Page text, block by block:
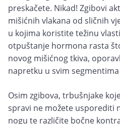
preskačete. Nikad! Zgibovi
mišićnih vlakana od sličnih
u kojima koristite težinu
otpuštanje hormona rasta
novog mišićnog tkiva,
napretku u svim
Osim zgibova, trbušnjake
spravi ne možete usporediti
nogu te različite bočne